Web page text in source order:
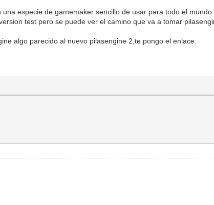
especie de gamemaker sencillo de usar para todo el
test pero se puede ver el camino que va a tomar
algo parecido al nuevo pilasengine 2,te pongo el enlace.